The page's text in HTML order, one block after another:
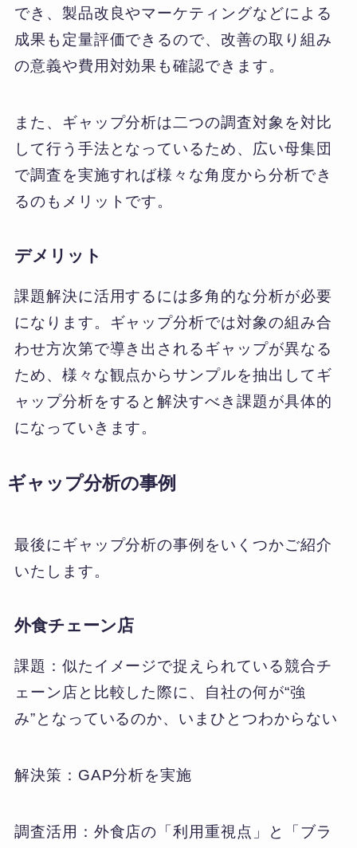
でき、製品改良やマーケティングなどによる
成果も定量評価できるので、改善の取り組み
の意義や費用対効果も確認できます。
また、ギャップ分析は二つの調査対象を対比
して行う手法となっているため、広い母集団
で調査を実施すれば様々な角度から分析でき
るのもメリットです。
デメリット
課題解決に活用するには多角的な分析が必要
になります。ギャップ分析では対象の組み合
わせ方次第で導き出されるギャップが異なる
ため、様々な観点からサンプルを抽出してギ
ャップ分析をすると解決すべき課題が具体的
になっていきます。
ギャップ分析の事例
最後にギャップ分析の事例をいくつかご紹介
いたします。
外食チェーン店
課題：似たイメージで捉えられている競合チ
ェーン店と比較した際に、自社の何が“強
み”となっているのか、いまひとつわからない
解決策：GAP分析を実施
調査活用：外食店の「利用重視点」と「ブラ